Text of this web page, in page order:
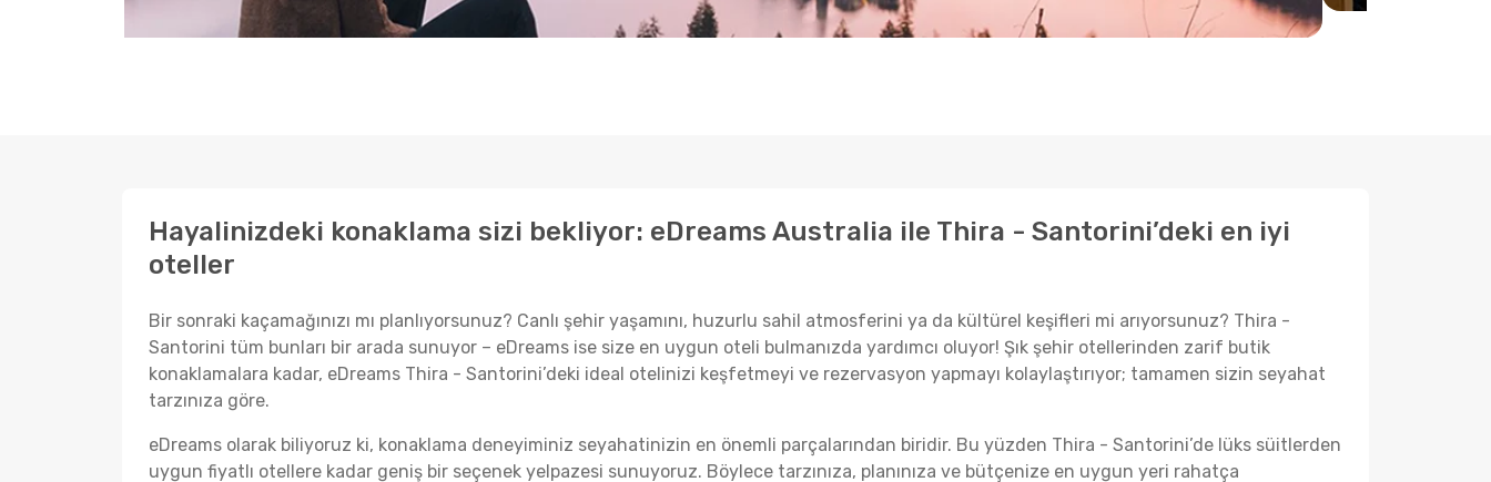
Hayalinizdeki konaklama sizi bekliyor: eDreams Australia ile Thira - Santorini’deki en iyi
oteller
Bir sonraki kaçamağınızı mı planlıyorsunuz? Canlı şehir yaşamını, huzurlu sahil atmosferini ya da kültürel keşifleri mi arıyorsunuz? Thira -
Santorini tüm bunları bir arada sunuyor – eDreams ise size en uygun oteli bulmanızda yardımcı oluyor! Şık şehir otellerinden zarif butik
konaklamalara kadar, eDreams Thira - Santorini’deki ideal otelinizi keşfetmeyi ve rezervasyon yapmayı kolaylaştırıyor; tamamen sizin seyahat
tarzınıza göre.
eDreams olarak biliyoruz ki, konaklama deneyiminiz seyahatinizin en önemli parçalarından biridir. Bu yüzden Thira - Santorini’de lüks süitlerden
uygun fiyatlı otellere kadar geniş bir seçenek yelpazesi sunuyoruz. Böylece tarzınıza, planınıza ve bütçenize en uygun yeri rahatça